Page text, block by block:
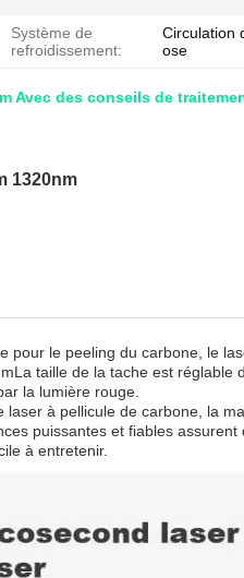
Système de
refroidissement:
Circulation
ose
Avec des conseils de
1320nm
pour le peeling du carbone, le
taille de la tache est réglable
la lumière rouge.
à pellicule de carbone, la
puissantes et fiables
à entretenir.